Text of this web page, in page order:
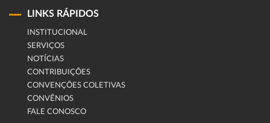
LINKS RÁPIDOS
INSTITUCIONAL
SERVIÇOS
NOTÍCIAS
CONTRIBUIÇÕES
CONVENÇÕES COLETIVAS
CONVÊNIOS
FALE CONOSCO